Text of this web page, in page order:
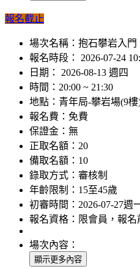
報名截止
場次名稱： 抱石攀岩入門
報名時段：
2026-07-24
日期：
2026-08-13 週四
時間： 20:00 ~ 21:30
地點： 青年局-攀岩場(9樓
報名費： 免費
保證金： 無
正取名額： 20
備取名額： 10
錄取方式： 審核制
年齡限制： 15至45歲
初審時間： 2026-07-27週
報名資格： 限會員，報
場次內容：